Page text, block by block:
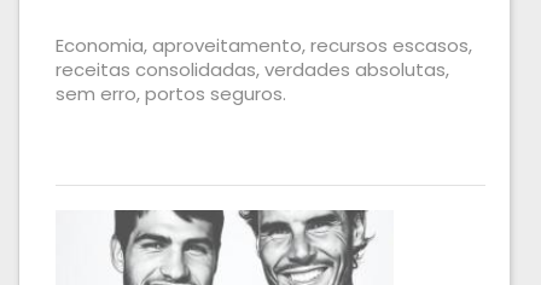
Economia, aproveitamento, recursos escasos,
receitas consolidadas, verdades absolutas,
sem erro, portos seguros.